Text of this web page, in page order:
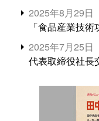
2025年8月29日
「食品産業技
2025年7月25日
代表取締役社長